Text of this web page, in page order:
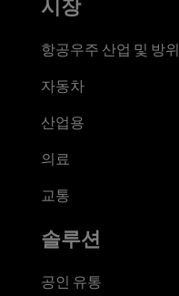
시장
항공우주 산업 및 방위
자동차
산업용
의료
교통
솔루션
공인 유통